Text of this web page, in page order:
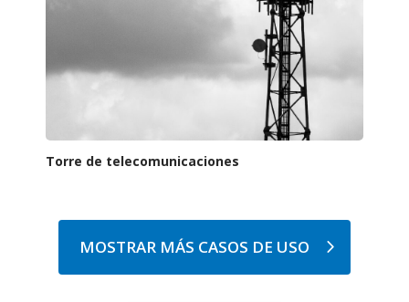
Torre de telecomunicaciones
MOSTRAR MÁS CASOS DE USO